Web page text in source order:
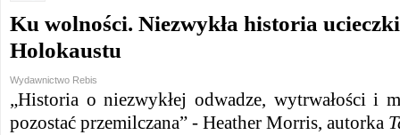
Ku wolności. Niezwykła historia
Holokaustu
Wydawnictwo Rebis
„Historia o niezwykłej odwadze, wytrwałości i
pozostać przemilczana” - Heather Morris, autorka